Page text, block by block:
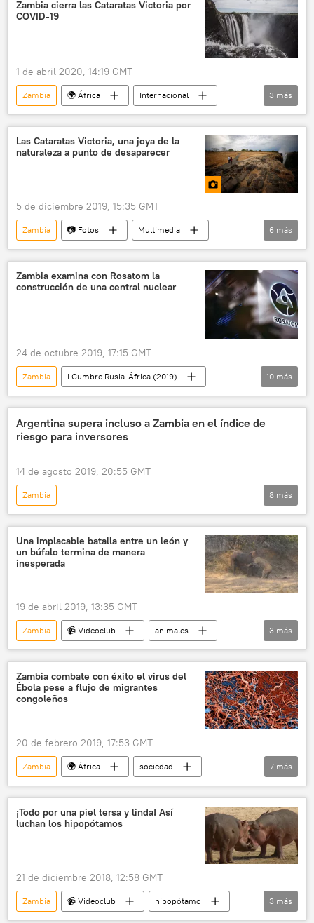
Zambia cierra las Cataratas Victoria por
COVID-19
1 de abril 2020, 14:19 GMT
Zambia 🌍 África
Internacional
pandemia de coronavirus
cascadas
noticias
3 más
Las Cataratas Victoria, una joya de la
naturaleza a punto de desaparecer
5 de diciembre 2019, 15:35 GMT
Zambia 📷 Fotos
Multimedia
cataratas
Zimbabue
ecología
naturaleza
desastres naturales
🌍 África
6 más
Zambia examina con Rosatom la
construcción de una central nuclear
24 de octubre 2019, 17:15 GMT
Zambia
I Cumbre Rusia-África (2019)
Economía
🌍 África
Internacional
planta nuclear
construcción
Rosatom
Namibia
10 más
Argentina supera incluso a Zambia en el índice de
riesgo para inversores
14 de agosto 2019, 20:55 GMT
Zambia
Crisis en los mercados de Argentina tras las primarias
América Latina
Internacional
Economía
Argentina
8 más
Una implacable batalla entre un león y
un búfalo termina de manera
inesperada
19 de abril 2019, 13:35 GMT
Zambia 📹 Videoclub
animales
búfalo
leones 🌍 África
3 más
Zambia combate con éxito el virus del
Ébola pese a flujo de migrantes
congoleños
20 de febrero 2019, 17:53 GMT
Zambia 🌍 África
sociedad
💗 Salud
Internacional
Organización Mundial de Salud (OMS)
enfermedad
infección
7 más
¡Todo por una piel tersa y linda! Así
luchan los hipopótamos
21 de diciembre 2018, 12:58 GMT
Zambia 📹 Videoclub
hipopótamo
3 más